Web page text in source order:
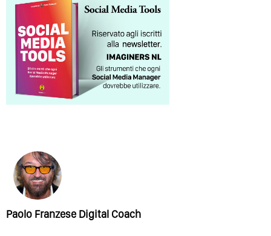
Paolo Franzese Digital Coach